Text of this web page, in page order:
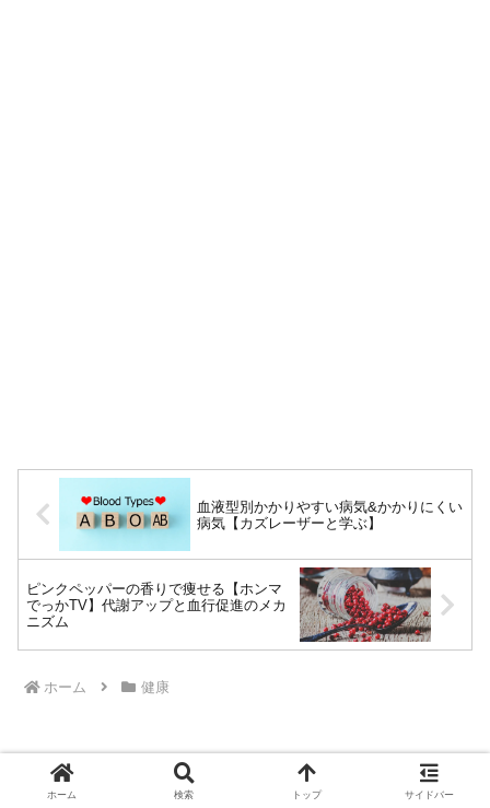
血液型別かかりやすい病気&かかりにくい
病気【カズレーザーと学ぶ】
ピンクペッパーの香りで痩せる【ホンマ
でっかTV】代謝アップと血行促進のメカ
ニズム
ホーム 健康
ホーム 検索 トップ サイドバー